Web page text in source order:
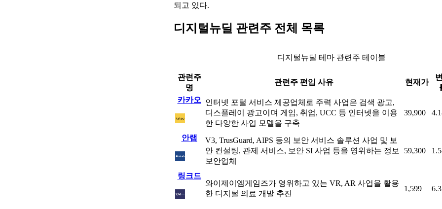
되고 있다.
디지털뉴딜 관련주 전체 목록
디지털뉴딜 테마 관련주 테이블
관련주
명
관련주 편입 사유 현재가
카카오 인터넷 포털 서비스 제공업체로 주력 사업은 검색 광고,
디스플레이 광고이며 게임, 취업, UCC 등 인터넷을 이용
한 다양한 사업 모델을 구축
39,900
안랩
V3, TrusGuard, AIPS 등의 보안 서비스 솔루션 사업 및 보
안 컨설팅, 관제 서비스, 보안 SI 사업 등을 영위하는 정보
보안업체
59,300
링크드
와이제이엠게임즈가 영위하고 있는 VR, AR 사업을 활용
한 디지털 의료 개발 추진
1,599